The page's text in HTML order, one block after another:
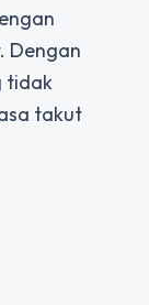
Dengan
tidak
takut